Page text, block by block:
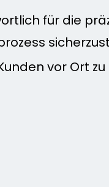
für die
vor Ort zu